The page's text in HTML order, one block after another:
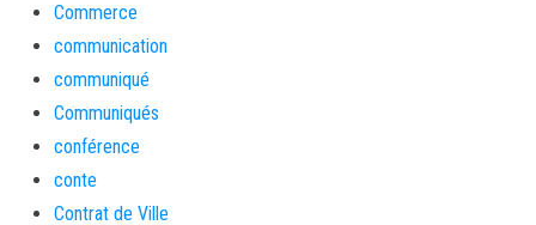
Commerce
communication
communiqué
Communiqués
conférence
conte
Contrat de Ville